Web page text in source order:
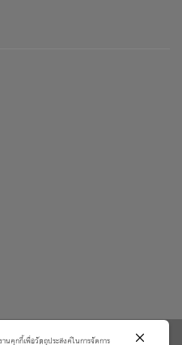
านคุกกี้เพื่อวัตถุประสงค์ในการจัดการ